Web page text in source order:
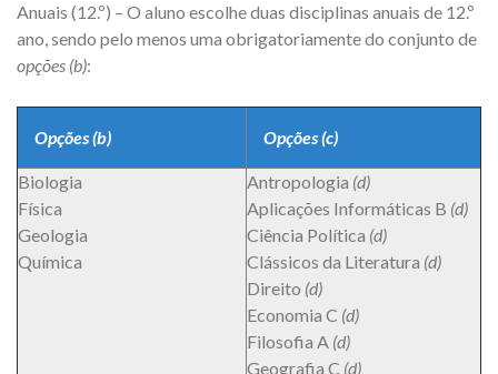
Anuais (12.º) – O aluno escolhe duas disciplinas anuais de 12.º
ano, sendo pelo menos uma obrigatoriamente do conjunto de
opções (b):
Opções (b) Opções (c)
Biologia
Física
Geologia
Química
Antropologia (d)
Aplicações Informáticas B (d)
Ciência Política (d)
Clássicos da Literatura (d)
Direito (d)
Economia C (d)
Filosofia A (d)
Geografia C (d)